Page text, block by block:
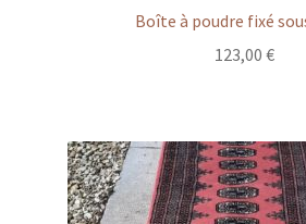
Boîte à poudre fixé
123,00 €